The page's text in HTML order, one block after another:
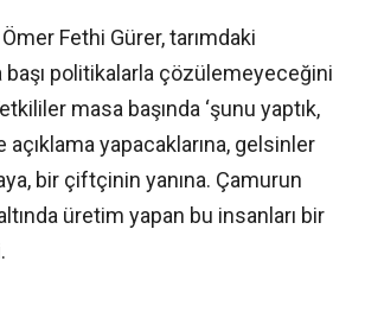
Fethi Gürer, tarımdaki
başı politikalarla çözülemeyeceğini
masa başında ‘şunu yaptık,
açıklama yapacaklarına, gelsinler
bir çiftçinin yanına. Çamurun
üretim yapan bu insanları bir